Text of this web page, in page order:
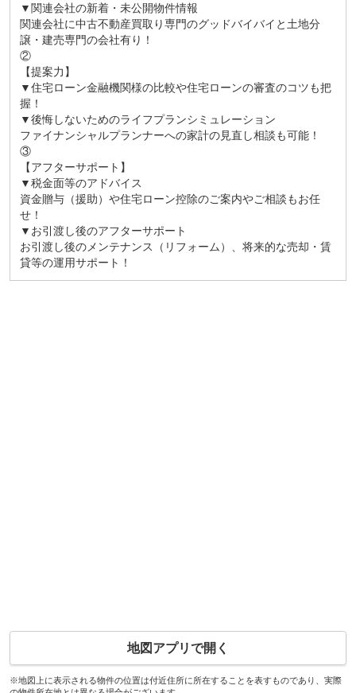
▼関連会社の新着・未公開物件情報
関連会社に中古不動産買取り専門のグッドバイバイと土地分
譲・建売専門の会社有り！
②
【提案力】
▼住宅ローン金融機関様の比較や住宅ローンの審査のコツも把
握！
▼後悔しないためのライフプランシミュレーション
ファイナンシャルプランナーへの家計の見直し相談も可能！
③
【アフターサポート】
▼税金面等のアドバイス
資金贈与（援助）や住宅ローン控除のご案内やご相談もお任
せ！
▼お引渡し後のアフターサポート
お引渡し後のメンテナンス（リフォーム）、将来的な売却・賃
貸等の運用サポート！
地図アプリで開く
※地図上に表示される物件の位置は付近住所に所在することを表すものであり、実際